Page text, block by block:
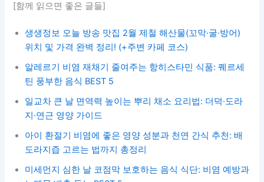
[함께 읽으면 좋은 글들]
생생정보 오늘 방송 맛집 2월 제철 해산물(꼬막·굴·방어)
위치 및 가격 완벽 정리! (+주변 카페 코스)
알레르기 비염 재채기 줄여주는 항히스타민 식품: 퀘르세
틴 풍부한 음식 BEST 5
일교차 큰 날 면역력 높이는 뿌리 채소 요리법: 더덕·도라
지·연근 영양 가이드
아이 환절기 비염에 좋은 영양 성분과 천연 간식 추천: 배
도라지즙 고르는 법까지 총정리
미세먼지 심한 날 코점막 보호하는 음식 식단: 비염 예방과